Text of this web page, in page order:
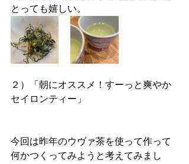
とっても嬉しい。
２）「朝にオススメ！すーっと爽やか
セイロンティー」
今回は昨年のウヴァ茶を使って作って
何かつくってみようと考えてみまし